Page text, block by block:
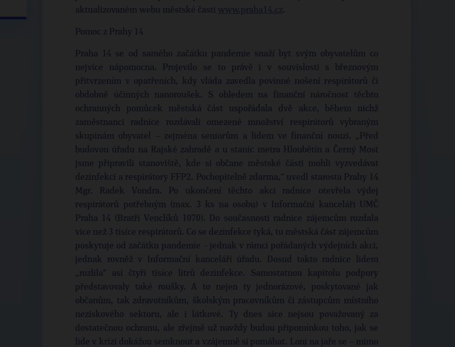
aktualizovaném webu městské časti
.
Pomoc z Prahy 14
Praha 14 se od samého začátku pandemie snaží byt svým obyvatelům co
nejvíce nápomocna. Projevilo se to právě i v souvislosti s březnovým
přitvrzením v opatřeních, kdy vláda zavedla povinné nošení respirátorů či
obdobně účinných nanoroušek. S ohledem na finanční náročnost těchto
ochranných pomůcek městská část uspořádala dvě akce, během nichž
zaměstnanci radnice rozdávali omezené množství respirátorů vybraným
skupinám obyvatel – zejména seniorům a lidem ve finanční nouzi. „Před
budovou úřadu na Rajské zahradě a u stanic metra Hloubětín a Černý Most
jsme připravili stanoviště, kde si občane městské části mohli vyzvedávat
dezinfekci a respirátory FFP2. Pochopitelně zdarma,“ uvedl starosta Prahy 14
Mgr. Radek Vondra. Po ukončení těchto akci radnice otevřela výdej
respirátorů potřebným (max. 3 ks na osobu) v Informační kanceláři UMČ
Praha 14 (Bratři Venclíků 1070). Do současnosti radnice zájemcům rozdala
vice než 3 tisíce respirátorů. Co se dezinfekce tyká, tu městská část zájemcům
poskytuje od začátku pandemie – jednak v rámci pořádaných výdejních akci,
jednak rovněž v Informační kanceláří úřadu. Dosud takto radnice lidem
„rozlila“ asi čtyři tisíce litrů dezinfekce. Samostatnou kapitolu podpory
představovaly také roušky. A to nejen ty jednorázové, poskytované jak
občanům, tak zdravotníkům, školským pracovníkům či zástupcům místního
neziskového sektoru, ale i látkové. Ty dnes sice nejsou považovaný za
dostatečnou ochranu, ale zřejmě už navždy budou připomínkou toho, jak se
lide v krizi dokážou semknout a vzájemně si pomáhat. Loni na jaře se – mimo